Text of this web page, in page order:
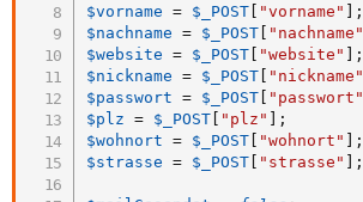
$vorname
= $_POST "vorname"
;
$nachname
= $_POST "nachname"
$website
= $_POST "website"
;
$nickname
= $_POST "nickname"
$passwort
= $_POST "passwort"
$plz
= $_POST "plz"
;
$wohnort
= $_POST "wohnort"
;
$strasse
= $_POST "strasse" ;